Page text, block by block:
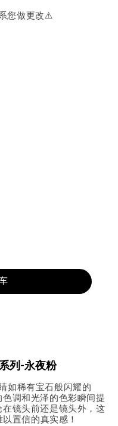
您做更改⚠️
列-永夜粉
如稀有宝石般闪耀的
调和光泽的色彩瞬间提
镜头前还是镜头外，这
置信的真实感！